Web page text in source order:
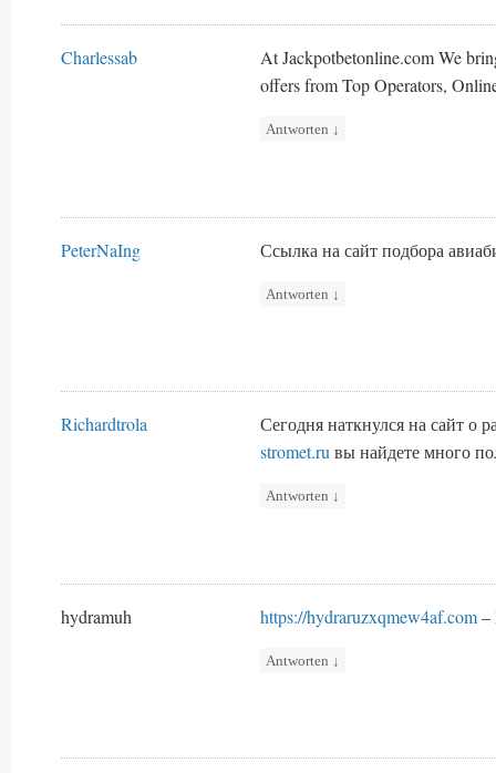
Charlessab
At Jackpotbetonline.com We
offers from Top Operators,
Antworten ↓
PeterNaIng Ссылка на сайт подбора
Antworten ↓
Richardtrola
Сегодня наткнулся на сайт о
stromet.ruвы найдете много
Antworten ↓
hydramuh https://hydraruzxqmew4af.com–
Antworten ↓